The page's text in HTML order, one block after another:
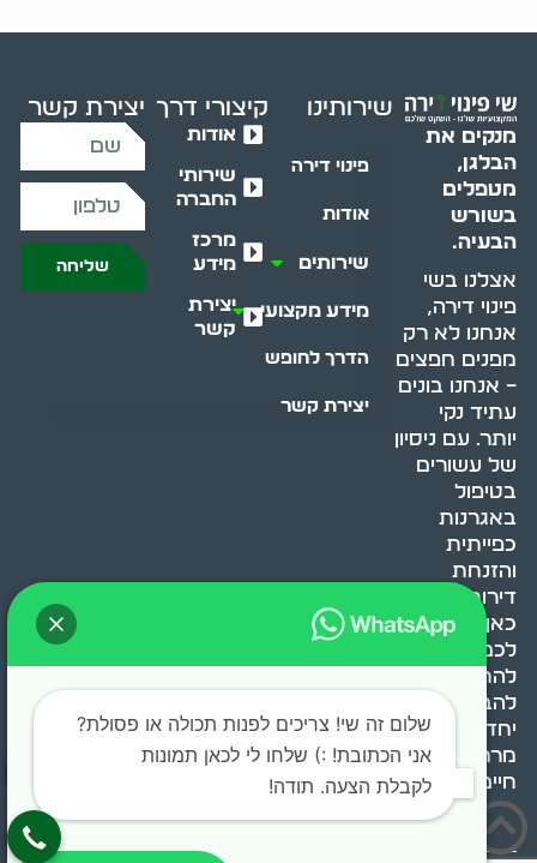
מנקים את
הבלגן,
מטפלים
בשורש
הבעיה.
אצלנו בשי
פינוי דירה,
אנחנו לא רק
מפנים חפצים
– אנחנו בונים
עתיד נקי
יותר. עם ניסיון
של עשורים
בטיפול
באגרנות
כפייתית
והזנחת
דירות, אנחנו
כאן כדי לעזור
לכם
להתמודד,
להבין ולשנות.
יחד, ניצור
מרחב
חיים בריא ומאוזן.
שירותינו
פינוי דירה
אודות
שירותים
מידע מקצועי
הדרך לחופש
יצירת קשר
קיצורי דרך
אודות
שירותי
החברה
מרכז
מידע
יצירת
קשר
יצירת קשר
שליחה
שלום זה שי! צריכים לפנות תכולה או פסולת?
אני הכתובת! :) שלחו לי לכאן תמונות
לקבלת הצעה. תודה!